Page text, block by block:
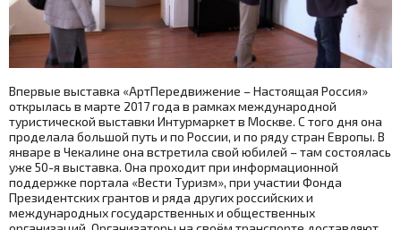
Впервые выставка «АртПередвижение – Настоящая Россия»
открылась в марте 2017 года в рамках международной
туристической выставки Интурмаркет в Москве. С того дня она
проделала большой путь и по России, и по ряду стран Европы. В
январе в Чекалине она встретила свой юбилей – там состоялась
уже 50-я выставка. Она проходит при информационной
поддержке портала «Вести Туризм», при участии Фонда
Президентских грантов и ряда других российских и
международных государственных и общественных